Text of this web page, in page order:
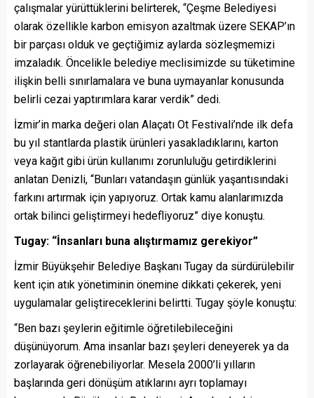
çalışmalar yürüttüklerini belirterek, “Çeşme Belediyesi
olarak özellikle karbon emisyon azaltmak üzere SEKAP’ın
bir parçası olduk ve geçtiğimiz aylarda sözleşmemizi
imzaladık. Öncelikle belediye meclisimizde su tüketimine
ilişkin belli sınırlamalara ve buna uymayanlar konusunda
belirli cezai yaptırımlara karar verdik” dedi.
İzmir’in marka değeri olan Alaçatı Ot Festivali’nde ilk defa
bu yıl stantlarda plastik ürünleri yasakladıklarını, karton
veya kağıt gibi ürün kullanımı zorunluluğu getirdiklerini
anlatan Denizli, “Bunları vatandaşın günlük yaşantısındaki
farkını artırmak için yapıyoruz. Ortak kamu alanlarımızda
ortak bilinci geliştirmeyi hedefliyoruz” diye konuştu.
Tugay: “İnsanları buna alıştırmamız gerekiyor”
İzmir Büyükşehir Belediye Başkanı Tugay da sürdürülebilir
kent için atık yönetiminin önemine dikkati çekerek, yeni
uygulamalar geliştireceklerini belirtti. Tugay şöyle konuştu:
“Ben bazı şeylerin eğitimle öğretilebileceğini
düşünüyorum. Ama insanlar bazı şeyleri deneyerek ya da
zorlayarak öğrenebiliyorlar. Mesela 2000’li yılların
başlarında geri dönüşüm atıklarını ayrı toplamayı